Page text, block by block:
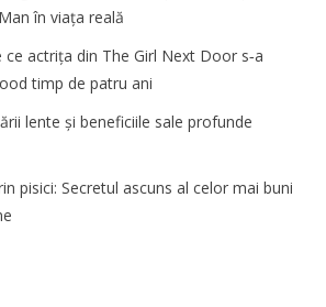
în viața reală
ce actrița din The Girl Next Door s‑a
timp de patru ani
lente și beneficiile sale profunde
pisici: Secretul ascuns al celor mai buni